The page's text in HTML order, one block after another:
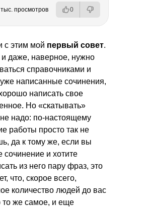
просмотров 0
с этим мой первый совет.
даже, наверное, нужно
справочниками и
уже написанные сочинения,
написать свое
Но «скатывать»
не надо: по-настоящему
работы просто так не
да к тому же, если вы
сочинение и хотите
из него пару фраз, это
что, скорое всего,
количество людей до вас
то же самое, и еще